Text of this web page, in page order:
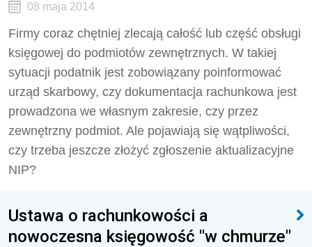
08 maja 2014
Firmy coraz chętniej zlecają całość lub część obsługi
księgowej do podmiotów zewnętrznych. W takiej
sytuacji podatnik jest zobowiązany poinformować
urząd skarbowy, czy dokumentacja rachunkowa jest
prowadzona we własnym zakresie, czy przez
zewnętrzny podmiot. Ale pojawiają się wątpliwości,
czy trzeba jeszcze złożyć zgłoszenie aktualizacyjne
NIP?
Ustawa o rachunkowości a
nowoczesna księgowość "w chmurze"